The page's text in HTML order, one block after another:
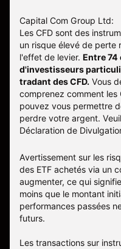
Capital Com Group Ltd:
Les CFD sont des
un risque élevé de perte
l'effet de levier. Entre 74
d'investisseurs
tradant des CFD. Vous
comprenez comment les
pouvez vous permettre
perdre votre argent.
Déclaration de
Avertissement sur les
des ETF achetés via un
augmenter, ce qui
moins que le montant
performances passées
futurs.
Les transactions sur